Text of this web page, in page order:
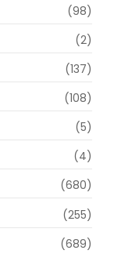
(98)
(2)
(137)
(108)
(5)
(4)
(680)
(255)
(689)